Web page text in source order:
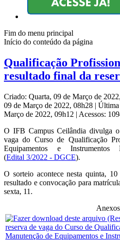
Fim do menu principal
Início do conteúdo da página
Qualificação
resultado final da
Criado: Quarta, 09 de Março de
09 de Março de 2022, 08h28 | Última
Março de 2022, 09h12 | Acessos:
O IFB Campus Ceilândia divulga
vaga do Curso de Qualificação
Equipamentos e Instrumentos
(Edital 3/2022 - DGCE).
O sorteio acontece nesta quinta,
resultado e convocação para
sexta, 11.